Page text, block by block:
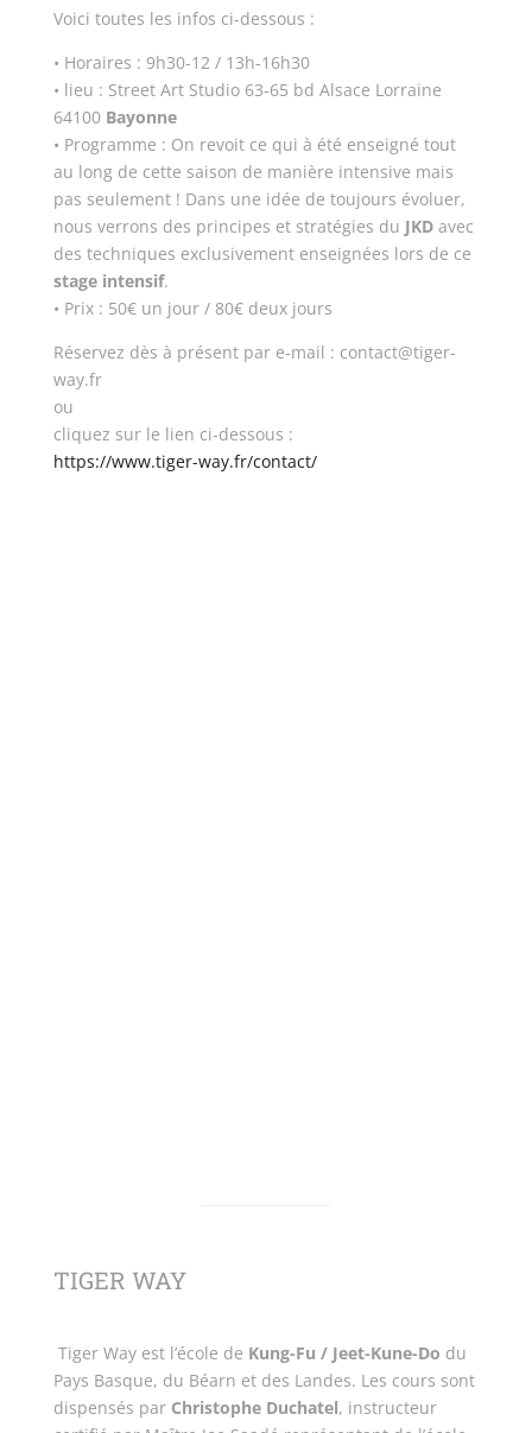
Voici toutes les infos ci-dessous :
• Horaires : 9h30-12 / 13h-16h30
• lieu : Street Art Studio 63-65 bd Alsace Lorraine
64100 Bayonne
• Programme : On revoit ce qui à été enseigné tout
au long de cette saison de manière intensive mais
pas seulement ! Dans une idée de toujours évoluer,
nous verrons des principes et stratégies du JKDavec
des techniques exclusivement enseignées lors de ce
stage intensif.
• Prix : 50€ un jour / 80€ deux jours
Réservez dès à présent par e-mail : contact@tiger-
way.fr
ou
cliquez sur le lien ci-dessous :
https://www.tiger-way.fr/contact/
TIGER WAY
Tiger Way est l’école de Kung-Fu / Jeet-Kune-Do du
Pays Basque, du Béarn et des Landes. Les cours sont
dispensés par Christophe Duchatel, instructeur